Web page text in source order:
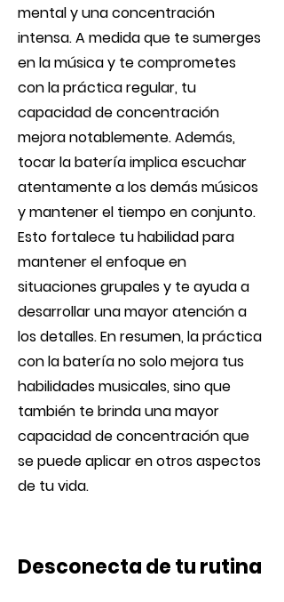
mental y una concentración
intensa. A medida que te sumerges
en la música y te comprometes
con la práctica regular, tu
capacidad de concentración
mejora notablemente. Además,
tocar la batería implica escuchar
atentamente a los demás músicos
y mantener el tiempo en conjunto.
Esto fortalece tu habilidad para
mantener el enfoque en
situaciones grupales y te ayuda a
desarrollar una mayor atención a
los detalles. En resumen, la práctica
con la batería no solo mejora tus
habilidades musicales, sino que
también te brinda una mayor
capacidad de concentración que
se puede aplicar en otros aspectos
de tu vida.
Desconecta de tu rutina